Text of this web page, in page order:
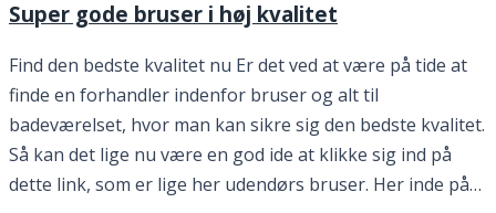
Super gode bruser i høj kvalitet
Find den bedste kvalitet nu Er det ved at være på tide at
finde en forhandler indenfor bruser og alt til
badeværelset, hvor man kan sikre sig den bedste kvalitet.
Så kan det lige nu være en god ide at klikke sig ind på
dette link, som er lige her udendørs bruser. Her inde på…